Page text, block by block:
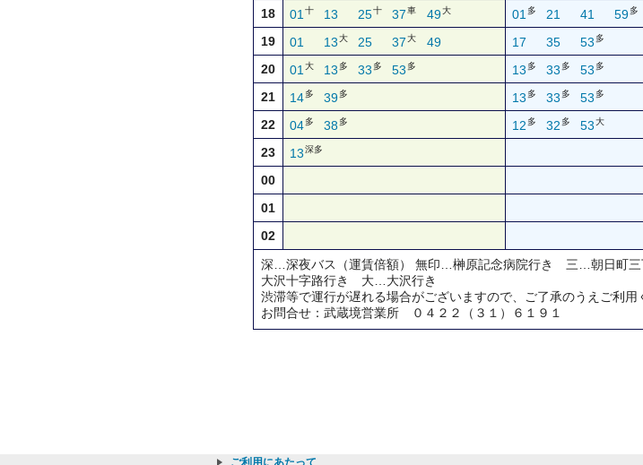
18
01 十 13 25十 37 車 49大 01 多 21 41 59多
19 01 13大 25 37 大 49 17 35 53 多
20 01 大 13 多 33 多 53 多 13 多 33 多 53 多
21 14多 39多 13 多 33 多 53 多
22 04多 38多 12 多 32 多 53 大
23 13深多
00
01
02
深…深夜バス（運賃倍額） 無印…榊原記念病院行き 三…朝日
大沢十字路行き 大…大沢行き
渋滞等で運行が遅れる場合がございますので、ご了承のうえご利用
お問合せ：武蔵境営業所 ０４２２（３１）６１９１
ご利用にあたって